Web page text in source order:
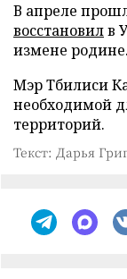
В апреле
восстановилв
измене родине.
Мэр Тбилиси
необходимой
территорий.
Текст: Дарья